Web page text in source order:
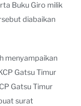
Buku Giro milik
diabaikan
menyampaikan
Gatsu Timur
Gatsu Timur
surat